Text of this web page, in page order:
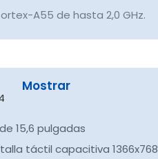
A55 de hasta 2,0 GHz.
Mostrar
de 15,6 pulgadas
táctil capacitiva 1366x768